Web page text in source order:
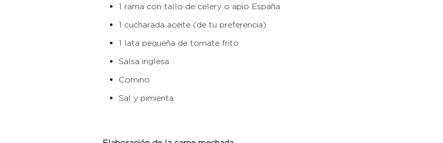
1 rama con tallo de celery o apio España
1 cucharada aceite (de tu preferencia)
1 lata pequeña de tomate frito
Salsa inglesa
Comino
Sal y pimienta